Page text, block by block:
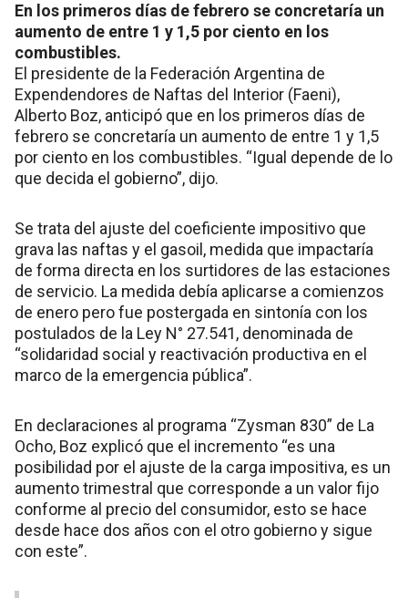
En los primeros días de febrero se concretaría un
aumento de entre 1 y 1,5 por ciento en los
combustibles.
El presidente de la Federación Argentina de
Expendendores de Naftas del Interior (Faeni),
Alberto Boz, anticipó que en los primeros días de
febrero se concretaría un aumento de entre 1 y 1,5
por ciento en los combustibles. “Igual depende de lo
que decida el gobierno”, dijo.
Se trata del ajuste del coeficiente impositivo que
grava las naftas y el gasoil, medida que impactaría
de forma directa en los surtidores de las estaciones
de servicio. La medida debía aplicarse a comienzos
de enero pero fue postergada en sintonía con los
postulados de la Ley N° 27.541, denominada de
“solidaridad social y reactivación productiva en el
marco de la emergencia pública”.
En declaraciones al programa “Zysman 830” de La
Ocho, Boz explicó que el incremento “es una
posibilidad por el ajuste de la carga impositiva, es un
aumento trimestral que corresponde a un valor fijo
conforme al precio del consumidor, esto se hace
desde hace dos años con el otro gobierno y sigue
con este”.